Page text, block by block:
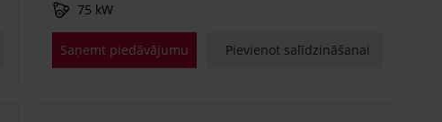
75 kW
Saņemt piedāvājumu Pievienot salīdzināšanai